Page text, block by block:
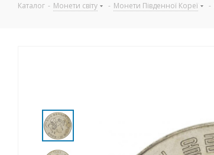
Каталог - Монети світу - Монети Південної Кореї -